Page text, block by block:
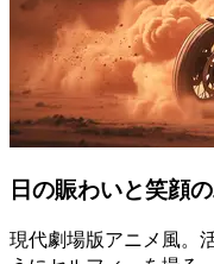
日の賑わいと笑顔
現代劇場版アニメ風。